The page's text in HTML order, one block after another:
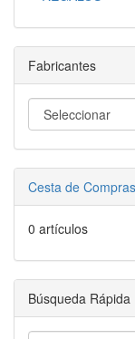
Fabricantes
Cesta de Compras
0 artículos
Búsqueda Rápida